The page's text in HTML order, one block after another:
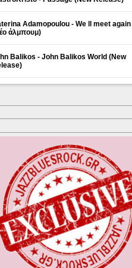
Adamopoulou - We ll meet again
άλμπουμ)
Balikos - John Balikos World (New